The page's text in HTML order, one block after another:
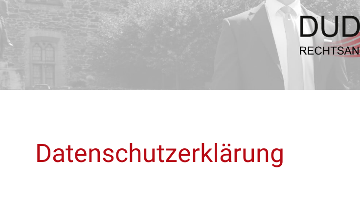
Datenschutzerklärung